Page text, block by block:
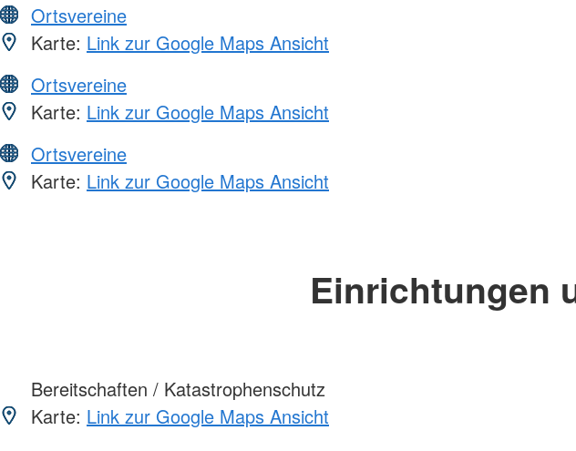
Ortsvereine
Karte: Link zur Google Maps Ansicht
Ortsvereine
Karte: Link zur Google Maps Ansicht
Ortsvereine
Karte: Link zur Google Maps Ansicht
Einrichtungen
Bereitschaften / Katastrophenschutz
Karte: Link zur Google Maps Ansicht